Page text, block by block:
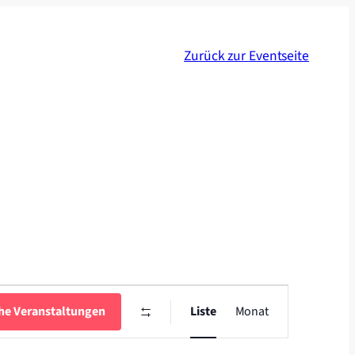
Zurück zur Eventseite
Veranstaltungen Ansichten-
Liste Monat